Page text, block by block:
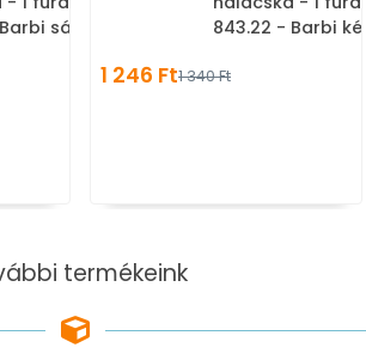
sárga -
843.22 - Barbi
állatos
1 246 Ft1 340 Ft
termékeink